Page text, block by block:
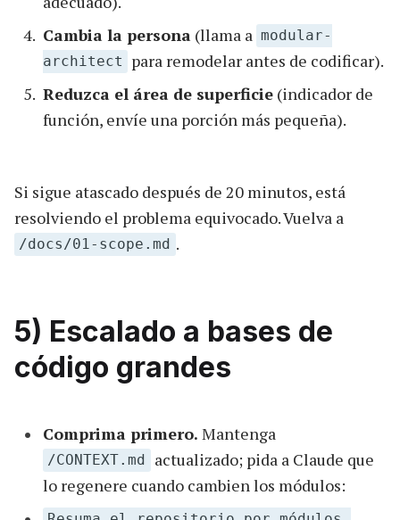
Cambia la persona (llama a modular-
architect
para remodelar antes de codificar).
Reduzca el área de superficie (indicador de
función, envíe una porción más pequeña).
Si sigue atascado después de 20 minutos, está
resolviendo el problema equivocado. Vuelva a
/docs/01-scope.md .
5) Escalado a bases de
código grandes
Comprima primero. Mantenga
/CONTEXT.md
actualizado; pida a Claude que
lo regenere cuando cambien los módulos: